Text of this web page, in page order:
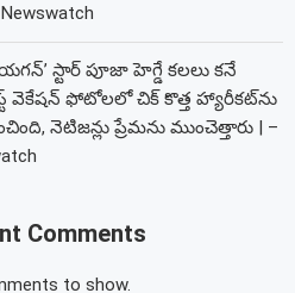
స్టార్ పూజా హెగ్డే కలలు కనే
వెకేషన్ ఫోటోలలో చిక్ కొత్త హ్యారీకట్‌ను
నెటిజన్లు ప్రేమను ముంచెత్తారు | –
Comments
to show.